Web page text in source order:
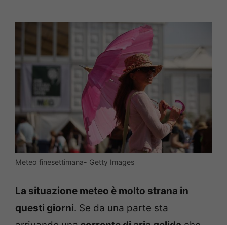
Meteo finesettimana- Getty Images
La situazione meteo è molto strana in
questi giorni. Se da una parte sta